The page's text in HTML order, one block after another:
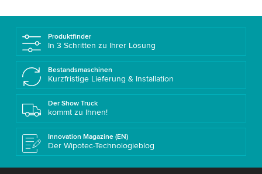
Produktfinder
In 3 Schritten zu Ihrer Lösung
Bestandsmaschinen
Kurzfristige Lieferung & Installation
Der Show Truck
kommt zu Ihnen!
Innovation Magazine (EN)
Der Wipotec-Technologieblog